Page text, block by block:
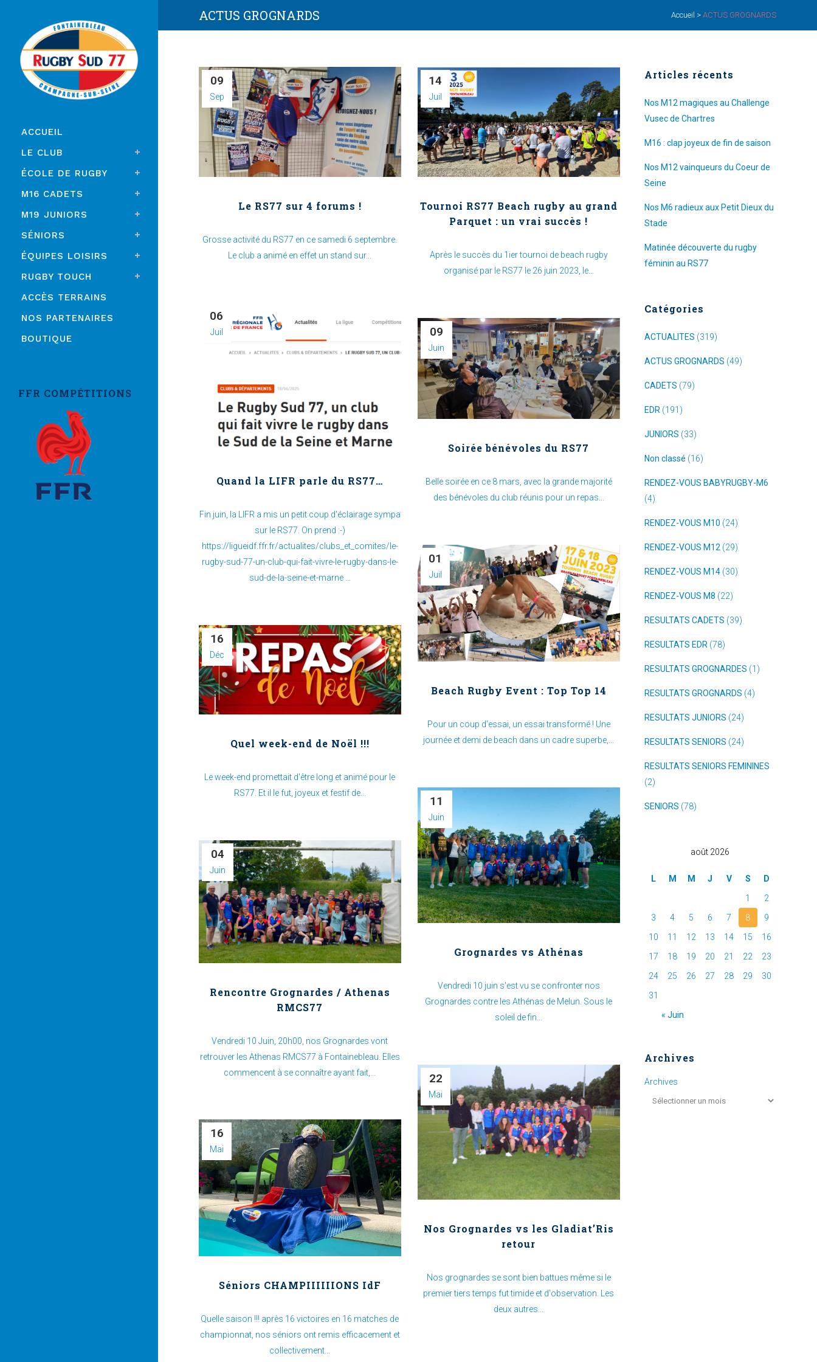
ACCUEIL
LE CLUB
ÉCOLE DE RUGBY
M16 CADETS
M19 JUNIORS
SÉNIORS
ÉQUIPES LOISIRS
RUGBY TOUCH
ACCÈS TERRAINS
NOS PARTENAIRES
BOUTIQUE
FFR COMPÉTITIONS
ACTUS GROGNARDS Accueil > ACTUS GROGNARDS
09
Sep
Le RS77 sur 4 forums !
Grosse activité du RS77 en ce samedi 6 septembre.
Le club a animé en effet un stand sur...
14
Juil
Tournoi RS77 Beach rugby au grand
Parquet : un vrai succès !
Après le succès du 1ier tournoi de beach rugby
organisé par le RS77 le 26 juin 2023, le...
06
Juil
Quand la LIFR parle du RS77…
Fin juin, la LIFR a mis un petit coup d'éclairage sympa
sur le RS77. On prend :-)
https://ligueidf.ffr.fr/actualites/clubs_et_comites/le-
rugby-sud-77-un-club-qui-fait-vivre-le-rugby-dans-le-
sud-de-la-seine-et-marne ...
09
Juin
Soirée bénévoles du RS77
Belle soirée en ce 8 mars, avec la grande majorité
des bénévoles du club réunis pour un repas...
01
Juil
Beach Rugby Event : Top Top 14
Pour un coup d'essai, un essai transformé ! Une
journée et demi de beach dans un cadre superbe,...
16
Déc
Quel week-end de Noël !!!
Le week-end promettait d'être long et animé pour le
RS77. Et il le fut, joyeux et festif de...
11
Juin
Grognardes vs Athénas
Vendredi 10 juin s'est vu se confronter nos
Grognardes contre les Athénas de Melun. Sous le
soleil de fin...
04
Juin
Rencontre Grognardes / Athenas
RMCS77
Vendredi 10 Juin, 20h00, nos Grognardes vont
retrouver les Athenas RMCS77 à Fontainebleau. Elles
commencent à se connaître ayant fait,...
22
Mai
Nos Grognardes vs les Gladiat’Ris
retour
Nos grognardes se sont bien battues même si le
premier tiers temps fut timide et d'observation. Les
deux autres...
16
Mai
Séniors CHAMPIIIIIIONS IdF
Quelle saison !!! après 16 victoires en 16 matches de
championnat, nos séniors ont remis efficacement et
collectivement...
Articles récents
Nos M12 magiques au Challenge
Vusec de Chartres
M16 : clap joyeux de fin de saison
Nos M12 vainqueurs du Coeur de
Seine
Nos M6 radieux aux Petit Dieux du
Stade
Matinée découverte du rugby
féminin au RS77
Catégories
ACTUALITES (319)
ACTUS GROGNARDS (49)
CADETS (79)
EDR (191)
JUNIORS (33)
Non classé (16)
RENDEZ-VOUS BABYRUGBY-M6
(4)
RENDEZ-VOUS M10 (24)
RENDEZ-VOUS M12 (29)
RENDEZ-VOUS M14(30)
RENDEZ-VOUS M8 (22)
RESULTATS CADETS (39)
RESULTATS EDR (78)
RESULTATS GROGNARDES (1)
RESULTATS GROGNARDS (4)
RESULTATS JUNIORS (24)
RESULTATS SENIORS (24)
RESULTATS SENIORS FEMININES
(2)
SENIORS (78)
août 2026
L M M J V S D
« Juin
1
2
3
4 5 6 7 8
9
10
11 12 13 14 15
16
17
18 19 20 21 22
23
24
25 26 27 28 29
30
31
Archives
Archives